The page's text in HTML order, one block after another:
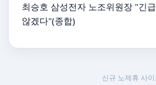
최승호 삼성전자 노조위원장 "긴
않겠다"(종합)
신규 노제휴 사